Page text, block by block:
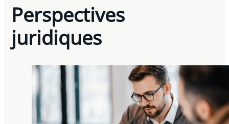
Perspectives
juridiques